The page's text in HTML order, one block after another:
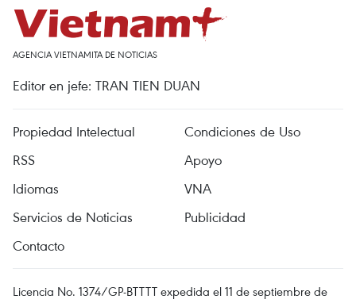
AGENCIA VIETNAMITA DE NOTICIAS
Editor en jefe: TRAN TIEN DUAN
Propiedad Intelectual
Condiciones de Uso
RSS
Apoyo
Idiomas
VNA
Servicios de Noticias
Publicidad
Contacto
Licencia No. 1374/GP-BTTTT expedida el 11 de septiembre de